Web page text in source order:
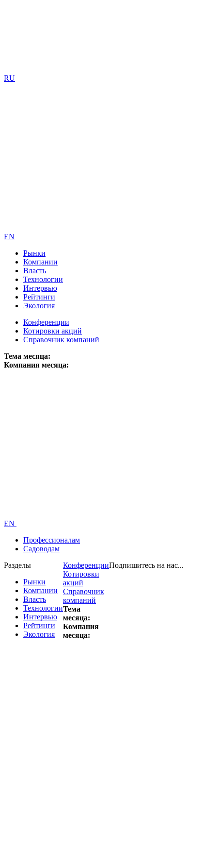
RU
EN
Рынки
Компании
Власть
Технологии
Интервью
Рейтинги
Экология
Конференции
Котировки акций
Справочник компаний
Тема месяца:
Компания месяца:
EN
Профессионалам
Садоводам
Разделы
Рынки
Компании
Власть
Технологии
Интервью
Рейтинги
Экология
Конференции
Котировки
акций
Справочник
компаний
Тема
месяца:
Компания
месяца:
Подпишитесь на нас...